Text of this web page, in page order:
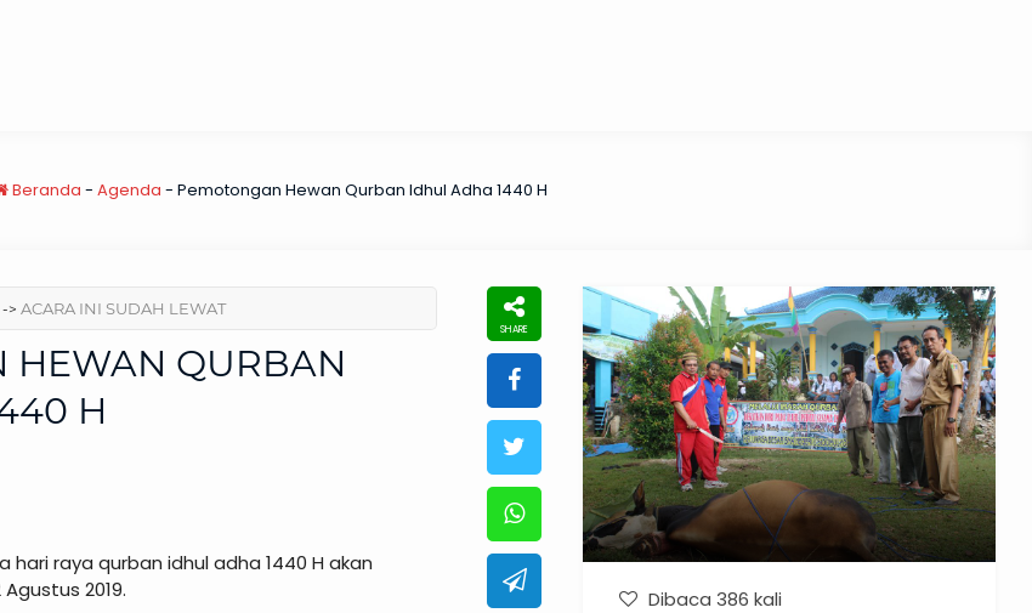
Beranda - Agenda - Pemotongan Hewan Qurban Idhul Adha 1440 H
> ACARA INI SUDAH LEWAT
HEWAN QURBAN
H
hari raya qurban idhul adha 1440 H akan
2019.
Dibaca 386 kali